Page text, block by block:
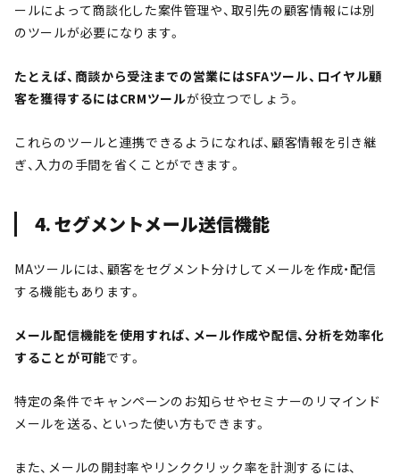
ールによって商談化した案件管理や、取引先の顧客情報には別
のツールが必要になります。
たとえば、商談から受注までの営業にはSFAツール、ロイヤル顧
客を獲得するにはCRMツールが役立つでしょう。
これらのツールと連携できるようになれば、顧客情報を引き継
ぎ、入力の手間を省くことができます。
4. セグメントメール送信機能
MAツールには、顧客をセグメント分けしてメールを作成・配信
する機能もあります。
メール配信機能を使用すれば、メール作成や配信、分析を効率化
することが可能です。
特定の条件でキャンペーンのお知らせやセミナーのリマインド
メールを送る、といった使い方もできます。
また、メールの開封率やリンククリック率を計測するには、